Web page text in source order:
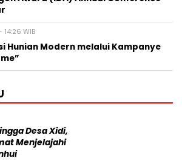
WIB
Hunian Modern melalui Kampanye
Desa Xidi,
Menjelajahi